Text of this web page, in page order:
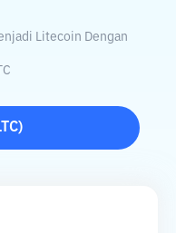
Litecoin Dengan
)